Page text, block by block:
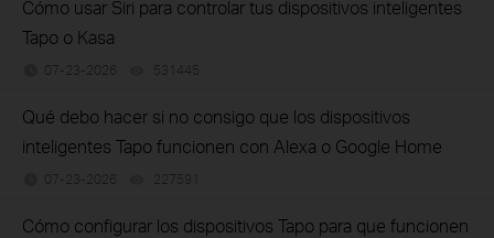
Cómo usar Siri para controlar tus dispositivos inteligentes
Tapo o Kasa
07-23-2026 531445
Qué debo hacer si no consigo que los dispositivos
inteligentes Tapo funcionen con Alexa o Google Home
07-23-2026 227591
Cómo configurar los dispositivos Tapo para que funcionen